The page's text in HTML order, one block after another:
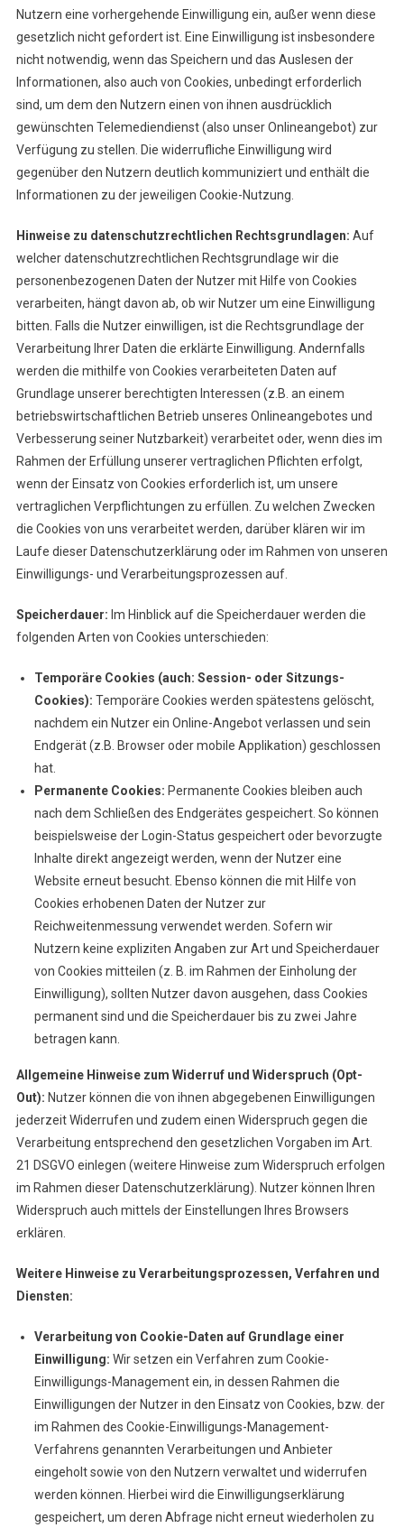
Nutzern eine vorhergehende Einwilligung ein, außer wenn diese
gesetzlich nicht gefordert ist. Eine Einwilligung ist insbesondere
nicht notwendig, wenn das Speichern und das Auslesen der
Informationen, also auch von Cookies, unbedingt erforderlich
sind, um dem den Nutzern einen von ihnen ausdrücklich
gewünschten Telemediendienst (also unser Onlineangebot) zur
Verfügung zu stellen. Die widerrufliche Einwilligung wird
gegenüber den Nutzern deutlich kommuniziert und enthält die
Informationen zu der jeweiligen Cookie-Nutzung.
Hinweise zu datenschutzrechtlichen Rechtsgrundlagen: Auf
welcher datenschutzrechtlichen Rechtsgrundlage wir die
personenbezogenen Daten der Nutzer mit Hilfe von Cookies
verarbeiten, hängt davon ab, ob wir Nutzer um eine Einwilligung
bitten. Falls die Nutzer einwilligen, ist die Rechtsgrundlage der
Verarbeitung Ihrer Daten die erklärte Einwilligung. Andernfalls
werden die mithilfe von Cookies verarbeiteten Daten auf
Grundlage unserer berechtigten Interessen (z.B. an einem
betriebswirtschaftlichen Betrieb unseres Onlineangebotes und
Verbesserung seiner Nutzbarkeit) verarbeitet oder, wenn dies im
Rahmen der Erfüllung unserer vertraglichen Pflichten erfolgt,
wenn der Einsatz von Cookies erforderlich ist, um unsere
vertraglichen Verpflichtungen zu erfüllen. Zu welchen Zwecken
die Cookies von uns verarbeitet werden, darüber klären wir im
Laufe dieser Datenschutzerklärung oder im Rahmen von unseren
Einwilligungs- und Verarbeitungsprozessen auf.
Speicherdauer: Im Hinblick auf die Speicherdauer werden die
folgenden Arten von Cookies unterschieden:
Temporäre Cookies (auch: Session- oder Sitzungs-
Cookies): Temporäre Cookies werden spätestens gelöscht,
nachdem ein Nutzer ein Online-Angebot verlassen und sein
Endgerät (z.B. Browser oder mobile Applikation) geschlossen
hat.
Permanente Cookies: Permanente Cookies bleiben auch
nach dem Schließen des Endgerätes gespeichert. So können
beispielsweise der Login-Status gespeichert oder bevorzugte
Inhalte direkt angezeigt werden, wenn der Nutzer eine
Website erneut besucht. Ebenso können die mit Hilfe von
Cookies erhobenen Daten der Nutzer zur
Reichweitenmessung verwendet werden. Sofern wir
Nutzern keine expliziten Angaben zur Art und Speicherdauer
von Cookies mitteilen (z. B. im Rahmen der Einholung der
Einwilligung), sollten Nutzer davon ausgehen, dass Cookies
permanent sind und die Speicherdauer bis zu zwei Jahre
betragen kann.
Allgemeine Hinweise zum Widerruf und Widerspruch (Opt-
Out): Nutzer können die von ihnen abgegebenen Einwilligungen
jederzeit Widerrufen und zudem einen Widerspruch gegen die
Verarbeitung entsprechend den gesetzlichen Vorgaben im Art.
21 DSGVO einlegen (weitere Hinweise zum Widerspruch erfolgen
im Rahmen dieser Datenschutzerklärung). Nutzer können Ihren
Widerspruch auch mittels der Einstellungen Ihres Browsers
erklären.
Weitere Hinweise zu Verarbeitungsprozessen, Verfahren und
Diensten:
Verarbeitung von Cookie-Daten auf Grundlage einer
Einwilligung: Wir setzen ein Verfahren zum Cookie-
Einwilligungs-Management ein, in dessen Rahmen die
Einwilligungen der Nutzer in den Einsatz von Cookies, bzw. der
im Rahmen des Cookie-Einwilligungs-Management-
Verfahrens genannten Verarbeitungen und Anbieter
eingeholt sowie von den Nutzern verwaltet und widerrufen
werden können. Hierbei wird die Einwilligungserklärung
gespeichert, um deren Abfrage nicht erneut wiederholen zu